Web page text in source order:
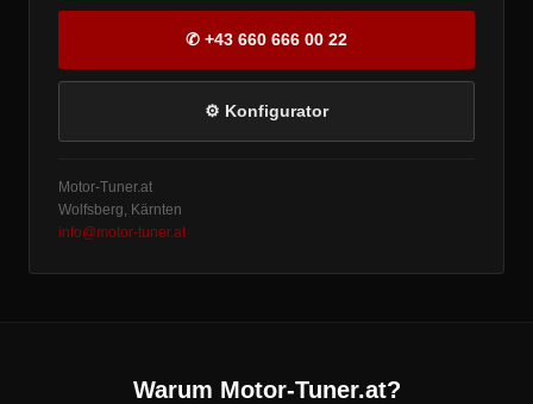
✆ +43 660 666 00 22
⚙ Konfigurator
Motor-Tuner.at
Wolfsberg, Kärnten
info@motor-tuner.at
Warum Motor-Tuner.at?